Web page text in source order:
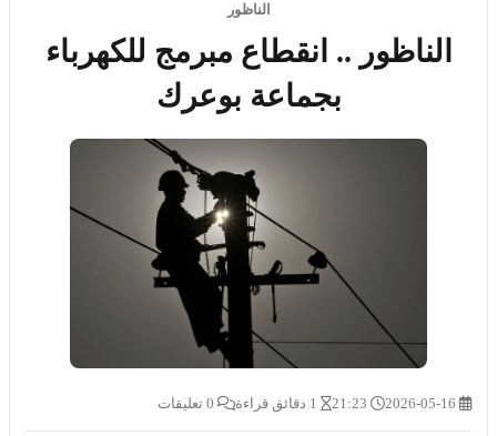
الناظور
الناظور .. انقطاع مبرمج للكهرباء
بجماعة بوعرك